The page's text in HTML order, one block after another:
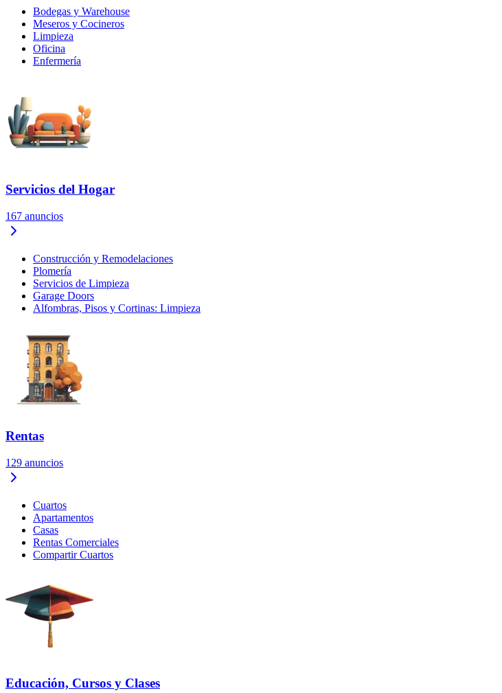
Bodegas y Warehouse
Meseros y Cocineros
Limpieza
Oficina
Enfermería
Servicios del Hogar
167 anuncios
Construcción y Remodelaciones
Plomería
Servicios de Limpieza
Garage Doors
Alfombras, Pisos y Cortinas: Limpieza
Rentas
129 anuncios
Cuartos
Apartamentos
Casas
Rentas Comerciales
Compartir Cuartos
Educación, Cursos y Clases